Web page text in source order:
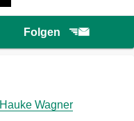
Folgen
Wagner